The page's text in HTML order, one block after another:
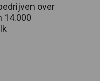
over
14.000